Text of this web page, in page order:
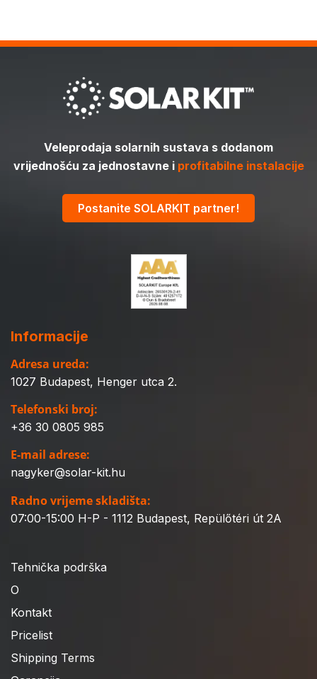
Veleprodaja solarnih sustava s dodanom
vrijednošću za jednostavne i profitabilne instalacije
Postanite SOLARKIT partner!
Informacije
Adresa ureda:
1027 Budapest, Henger utca 2.
Telefonski broj:
+36 30 0805 985
E-mail adrese:
nagyker@solar-kit.hu
Radno vrijeme skladišta:
07:00-15:00 H-P - 1112 Budapest, Repülőtéri út 2A
Tehnička podrška
O
Kontakt
Pricelist
Shipping Terms